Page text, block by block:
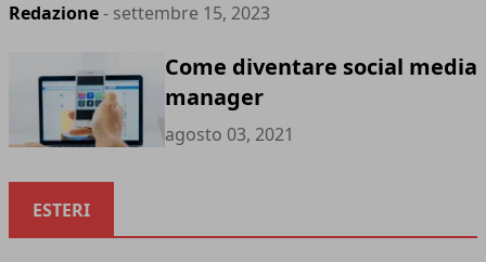
Redazione- settembre 15, 2023
Come diventare social media
manager
agosto 03, 2021
ESTERI